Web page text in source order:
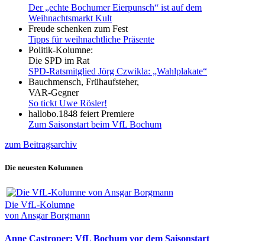
Der „echte Bochumer Eierpunsch“ ist auf dem
Weihnachtsmarkt Kult
Freude schenken zum Fest
Tipps für weihnachtliche Präsente
Politik-Kolumne:
Die SPD im Rat
SPD-Ratsmitglied Jörg Czwikla: „Wahlplakate“
Bauchmensch, Frühaufsteher,
VAR-Gegner
So tickt Uwe Rösler!
hallobo.1848 feiert Premiere
Zum Saisonstart beim VfL Bochum
zum Beitragsarchiv
Die neuesten Kolumnen
Die VfL-Kolumne
von Ansgar Borgmann
Anne Castroper: VfL Bochum vor dem Saisonstart